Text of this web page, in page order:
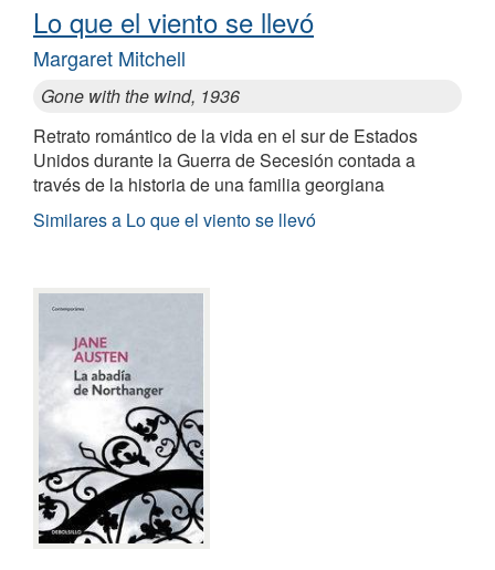
Lo que el viento se llevó
Margaret Mitchell
Gone with the wind, 1936
Retrato romántico de la vida en el sur de Estados
Unidos durante la Guerra de Secesión contada a
través de la historia de una familia georgiana
Similares a Lo que el viento se llevó